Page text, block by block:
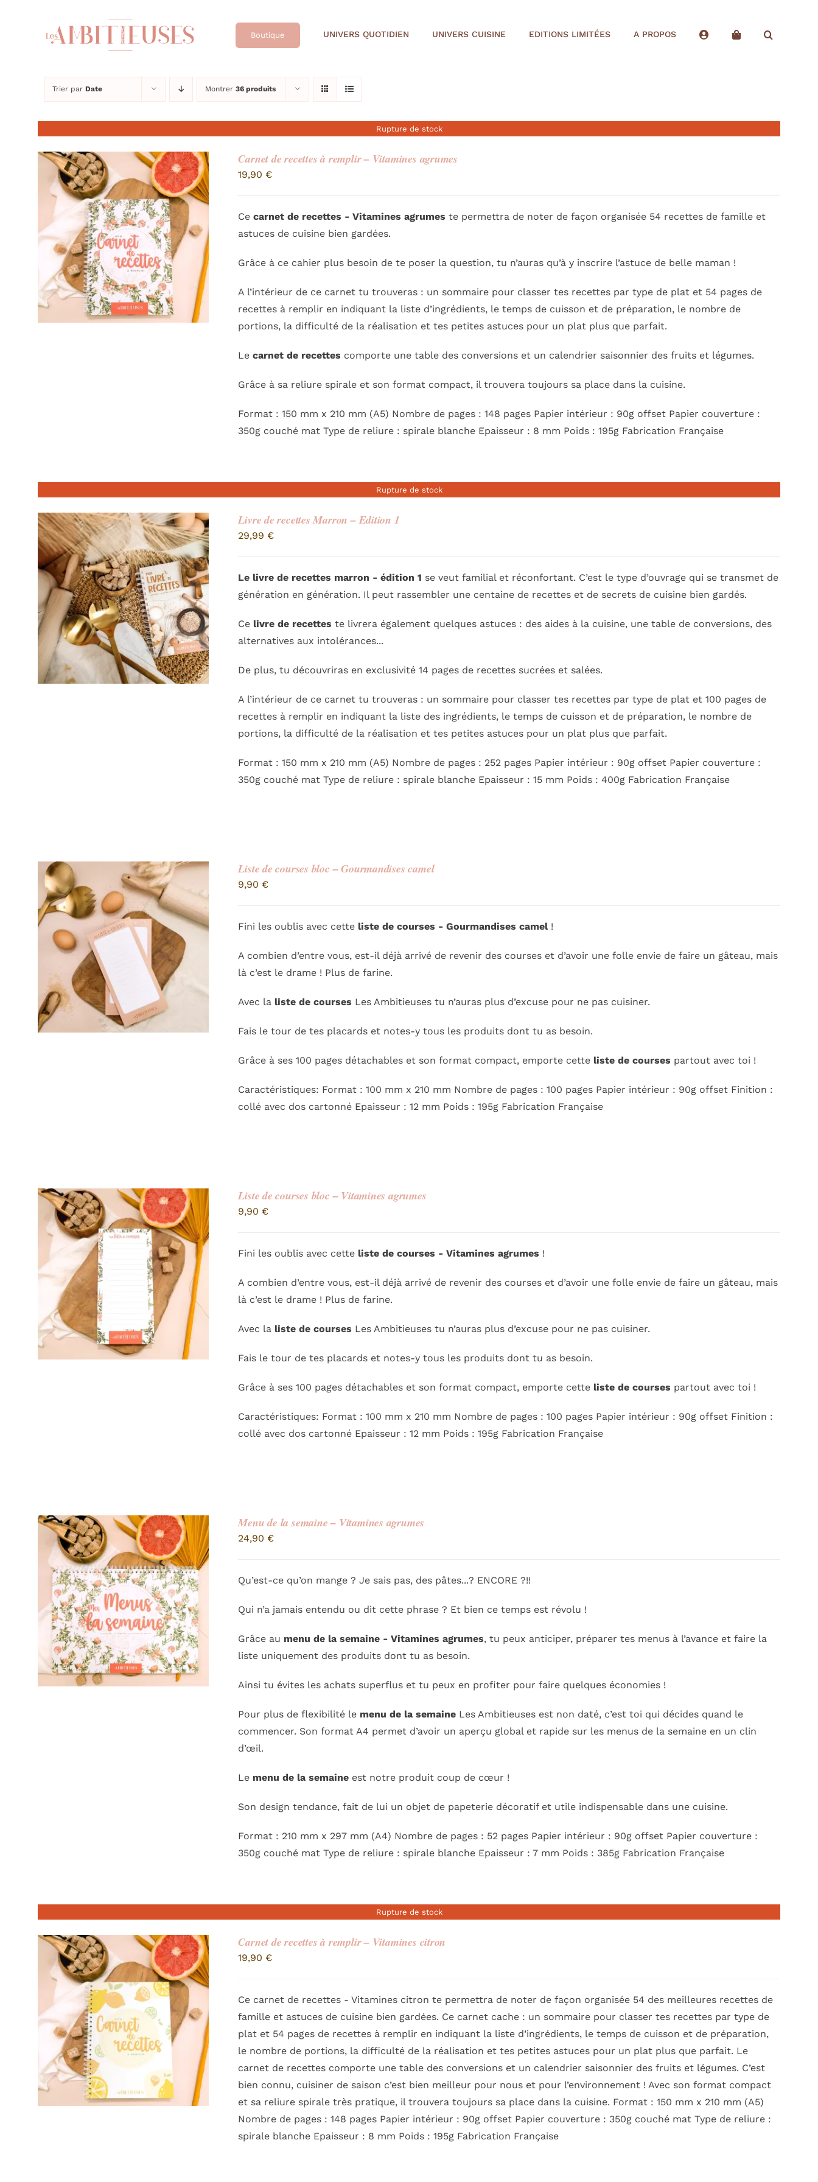
Boutique UNIVERS QUOTIDIEN UNIVERS CUISINE EDITIONS LIMITÉES A PROPOS
Trier par Date Montrer 36 produits
Rupture de stock
Carnet de recettes à remplir – Vitamines agrumes
19,90 €
Cecarnet de recettes - Vitamines agrumes te permettra de noter de façon organisée 54 recettes de famille et
astuces de cuisine bien gardées.
Grâce à ce cahier plus besoin de te poser la question, tu n’auras qu’à y inscrire l’astuce de belle maman !
A l’intérieur de ce carnet tu trouveras : un sommaire pour classer tes recettes par type de plat et 54 pages de
recettes à remplir en indiquant la liste d’ingrédients, le temps de cuisson et de préparation, le nombre de
portions, la difficulté de la réalisation et tes petites astuces pour un plat plus que parfait.
Lecarnet de recettes comporte une table des conversions et un calendrier saisonnier des fruits et légumes.
Grâce à sa reliure spirale et son format compact, il trouvera toujours sa place dans la cuisine.
Format : 150 mm x 210 mm (A5) Nombre de pages : 148 pages Papier intérieur : 90g offset Papier couverture :
350g couché mat Type de reliure : spirale blanche Epaisseur : 8 mm Poids : 195g Fabrication Française
Rupture de stock
Livre de recettes Marron – Edition 1
29,99 €
Le livre de recettes marron - édition 1 se veut familial et réconfortant. C’est le type d’ouvrage qui se transmet de
génération en génération. Il peut rassembler une centaine de recettes et de secrets de cuisine bien gardés.
Ce livre de recettes te livrera également quelques astuces : des aides à la cuisine, une table de conversions, des
alternatives aux intolérances...
De plus, tu découvriras en exclusivité 14 pages de recettes sucrées et salées.
A l’intérieur de ce carnet tu trouveras : un sommaire pour classer tes recettes par type de plat et 100 pages de
recettes à remplir en indiquant la liste des ingrédients, le temps de cuisson et de préparation, le nombre de
portions, la difficulté de la réalisation et tes petites astuces pour un plat plus que parfait.
Format : 150 mm x 210 mm (A5) Nombre de pages : 252 pages Papier intérieur : 90g offset Papier couverture :
350g couché mat Type de reliure : spirale blanche Epaisseur : 15 mm Poids : 400g Fabrication Française
Liste de courses bloc – Gourmandises camel
9,90 €
Fini les oublis avec cette liste de courses - Gourmandises camel!
A combien d’entre vous, est-il déjà arrivé de revenir des courses et d’avoir une folle envie de faire un gâteau, mais
là c’est le drame ! Plus de farine.
Avec la liste de courses Les Ambitieuses tu n’auras plus d’excuse pour ne pas cuisiner.
Fais le tour de tes placards et notes-y tous les produits dont tu as besoin.
Grâce à ses 100 pages détachables et son format compact, emporte cette liste de courses partout avec toi !
Caractéristiques: Format : 100 mm x 210 mm Nombre de pages : 100 pages Papier intérieur : 90g offset Finition :
collé avec dos cartonné Epaisseur : 12 mm Poids : 195g Fabrication Française
Liste de courses bloc – Vitamines agrumes
9,90 €
Fini les oublis avec cette liste de courses - Vitamines agrumes !
A combien d’entre vous, est-il déjà arrivé de revenir des courses et d’avoir une folle envie de faire un gâteau, mais
là c’est le drame ! Plus de farine.
Avec la liste de courses Les Ambitieuses tu n’auras plus d’excuse pour ne pas cuisiner.
Fais le tour de tes placards et notes-y tous les produits dont tu as besoin.
Grâce à ses 100 pages détachables et son format compact, emporte cette liste de courses partout avec toi !
Caractéristiques: Format : 100 mm x 210 mm Nombre de pages : 100 pages Papier intérieur : 90g offset Finition :
collé avec dos cartonné Epaisseur : 12 mm Poids : 195g Fabrication Française
Menu de la semaine – Vitamines agrumes
24,90 €
Qu’est-ce qu’on mange ? Je sais pas, des pâtes...? ENCORE ?!!
Qui n’a jamais entendu ou dit cette phrase ? Et bien ce temps est révolu !
Grâce au menu de la semaine - Vitamines agrumes, tu peux anticiper, préparer tes menus à l’avance et faire la
liste uniquement des produits dont tu as besoin.
Ainsi tu évites les achats superflus et tu peux en profiter pour faire quelques économies !
Pour plus de flexibilité le menu de la semaine Les Ambitieuses est non daté, c’est toi qui décides quand le
commencer. Son format A4 permet d’avoir un aperçu global et rapide sur les menus de la semaine en un clin
d’œil.
Le menu de la semaine est notre produit coup de cœur !
Son design tendance, fait de lui un objet de papeterie décoratif et utile indispensable dans une cuisine.
Format : 210 mm x 297 mm (A4) Nombre de pages : 52 pages Papier intérieur : 90g offset Papier couverture :
350g couché mat Type de reliure : spirale blanche Epaisseur : 7 mm Poids : 385g Fabrication Française
Rupture de stock
Carnet de recettes à remplir – Vitamines citron
19,90 €
Ce carnet de recettes - Vitamines citron te permettra de noter de façon organisée 54 des meilleures recettes de
famille et astuces de cuisine bien gardées. Ce carnet cache : un sommaire pour classer tes recettes par type de
plat et 54 pages de recettes à remplir en indiquant la liste d’ingrédients, le temps de cuisson et de préparation,
le nombre de portions, la difficulté de la réalisation et tes petites astuces pour un plat plus que parfait. Le
carnet de recettes comporte une table des conversions et un calendrier saisonnier des fruits et légumes. C’est
bien connu, cuisiner de saison c’est bien meilleur pour nous et pour l’environnement ! Avec son format compact
et sa reliure spirale très pratique, il trouvera toujours sa place dans la cuisine. Format : 150 mm x 210 mm (A5)
Nombre de pages : 148 pages Papier intérieur : 90g offset Papier couverture : 350g couché mat Type de reliure :
spirale blanche Epaisseur : 8 mm Poids : 195g Fabrication Française